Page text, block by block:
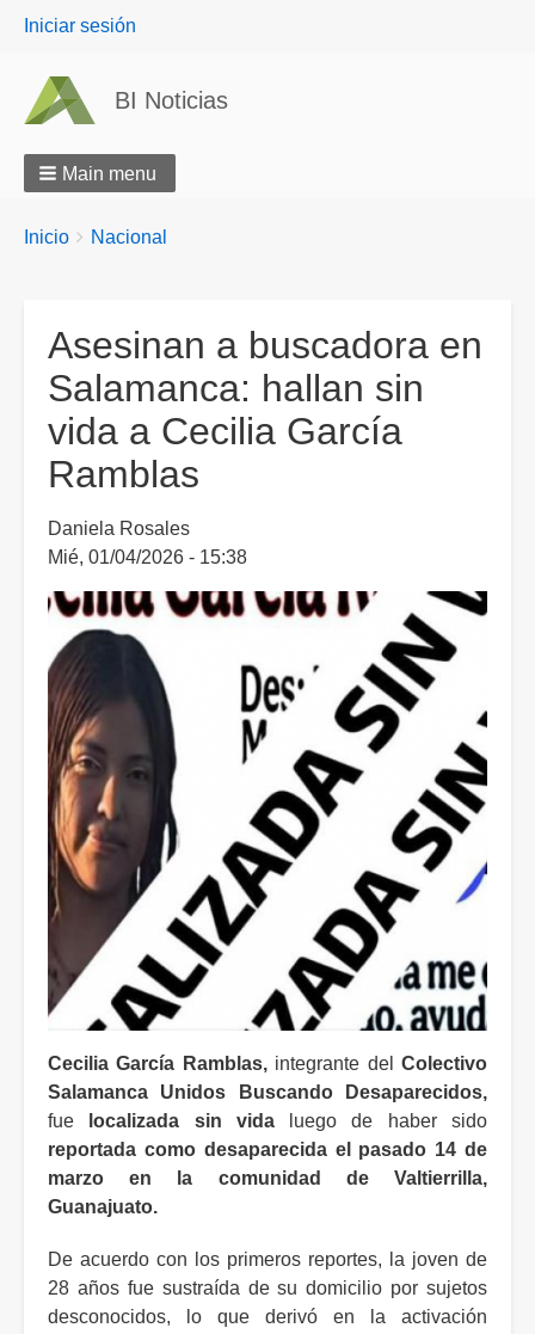
User
Iniciar sesión
BI Noticias
Main menu
Breadcrumbs
You
Inicio Nacional
Asesinan a buscadora en
Salamanca: hallan sin
vida a Cecilia García
Ramblas
Daniela Rosales
Mié, 01/04/2026 - 15:38
Cecilia García Ramblas,integrante delColectivo
Salamanca Unidos Buscando Desaparecidos,
fue localizada sin vidaluego de haber sido
reportada como desaparecida el pasado 14 de
marzo en la comunidad de Valtierrilla,
Guanajuato.
De acuerdo con los primeros reportes, la joven de
28 años fue sustraída de su domicilio por sujetos
desconocidos, lo que derivó en la activación